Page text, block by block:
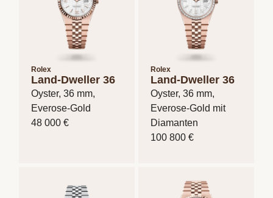
Rolex
Land-Dweller 36
Oyster, 36 mm,
Everose-Gold
48 000 €
Rolex
Land-Dweller 36
Oyster, 36 mm,
Everose-Gold mit
Diamanten
100 800 €